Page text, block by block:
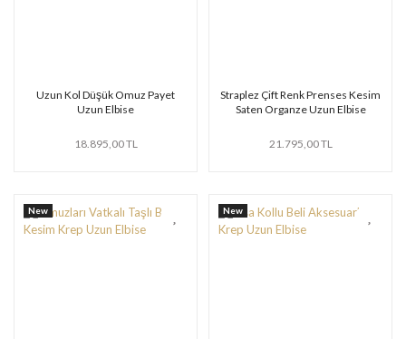
Uzun Kol Düşük Omuz Payet
Uzun Elbise
18.895,00 TL
Straplez Çift Renk Prenses Kesim
Saten Organze Uzun Elbise
21.795,00 TL
New New